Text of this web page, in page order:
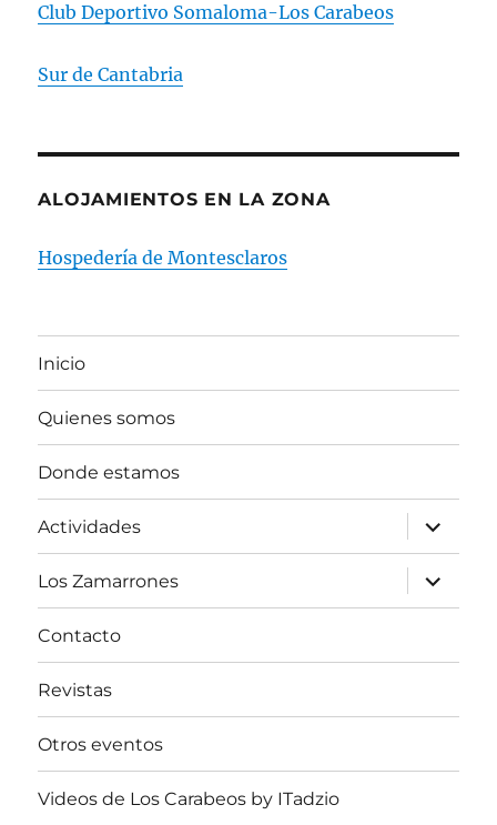
Club Deportivo Somaloma-Los Carabeos
Sur de Cantabria
ALOJAMIENTOS EN LA ZONA
Hospedería de Montesclaros
Inicio
Quienes somos
Donde estamos
Actividades
expande
el
menú
inferior
Los Zamarrones
expande
el
menú
Contacto
Revistas
Otros eventos
Videos de Los Carabeos by ITadzio